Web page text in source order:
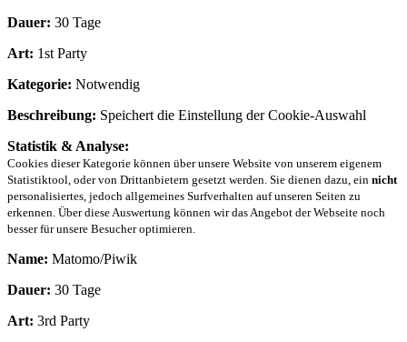
Dauer: 30 Tage
Art: 1st Party
Kategorie: Notwendig
Beschreibung: Speichert die Einstellung der Cookie-Auswahl
Statistik & Analyse:
Cookies dieser Kategorie können über unsere Website von unserem eigenem
Statistiktool, oder von Drittanbietern gesetzt werden. Sie dienen dazu, ein nicht
personalisiertes, jedoch allgemeines Surfverhalten auf unseren Seiten zu
erkennen. Über diese Auswertung können wir das Angebot der Webseite noch
besser für unsere Besucher optimieren.
Name: Matomo/Piwik
Dauer: 30 Tage
Art: 3rd Party